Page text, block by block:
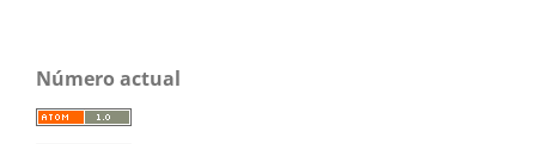
Número actual